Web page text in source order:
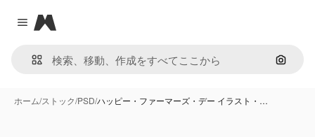
Close menu
Magnific
画像で
ホーム/ストック/PSD/ハッピー・ファーマーズ・デー イラスト・…